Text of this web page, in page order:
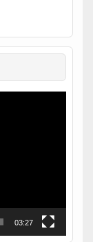
03:27